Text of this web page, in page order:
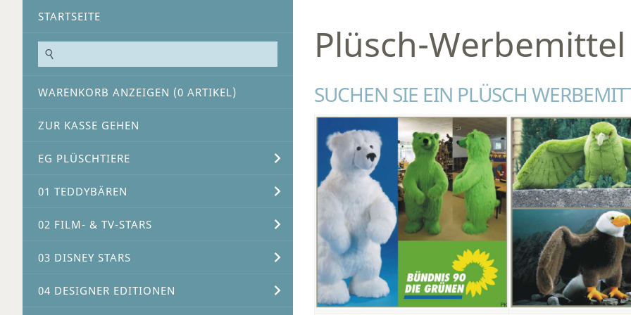
STARTSEITE
WARENKORB ANZEIGEN (0 ARTIKEL)
ZUR KASSE GEHEN
EG PLÜSCHTIERE
01 TEDDYBÄREN
02 FILM- & TV-STARS
03 DISNEY STARS
04 DESIGNER EDITIONEN
Plüsch-Werbemittel
SUCHEN SIE EIN PLÜSCH